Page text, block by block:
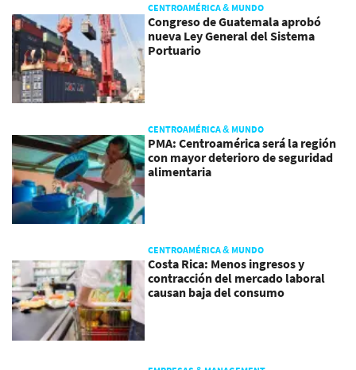
CENTROAMÉRICA & MUNDO
Congreso de Guatemala aprobó
nueva Ley General del Sistema
Portuario
CENTROAMÉRICA & MUNDO
PMA: Centroamérica será la región
con mayor deterioro de seguridad
alimentaria
CENTROAMÉRICA & MUNDO
Costa Rica: Menos ingresos y
contracción del mercado laboral
causan baja del consumo